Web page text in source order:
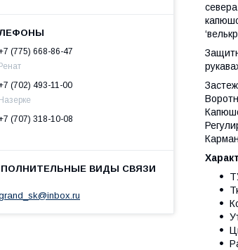
(775) 668-86-47
Ренат
(702) 493-11-00
Назерке
(707) 318-10-08